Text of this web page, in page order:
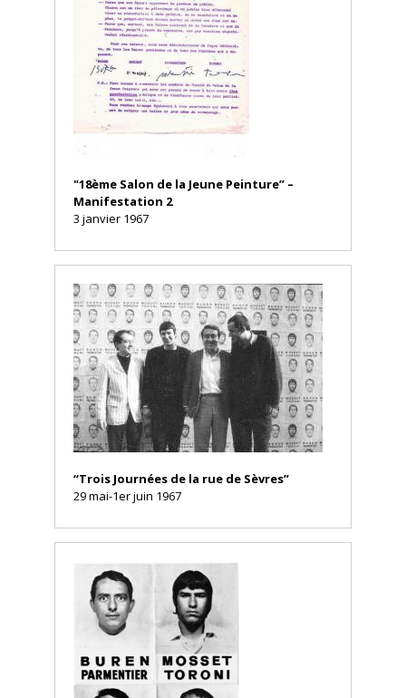
"18ème Salon de la Jeune Peinture” –
Manifestation 2
3 janvier 1967
“Trois Journées de la rue de Sèvres”
29 mai-1er juin 1967